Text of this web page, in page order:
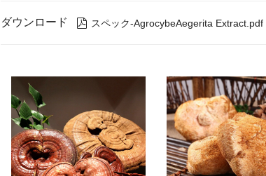
ダウンロード  スペック-AgrocybeAegerita Extract.pdf